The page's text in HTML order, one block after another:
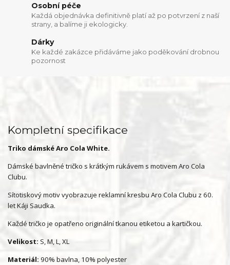
Osobní péče
Každá objednávka definitivně platí až po potvrzení z naší
strany, a balíme ji ekologicky.
Dárky
Ke každé zakázce přidáváme jako poděkování drobnou
pozornost
Kompletní specifikace
Triko dámské Aro Cola White.
Dámské bavlněné tričko s krátkým rukávem s motivem Aro Cola
Clubu.
Sítotiskový motiv vyobrazuje reklamní kresbu Aro Cola Clubu z 60.
let Káji Saudka.
Každé tričko je opatřeno originální tkanou etiketou a kartičkou.
Velikost: S, M, L, XL
Materiál: 90% bavlna, 10% polyester